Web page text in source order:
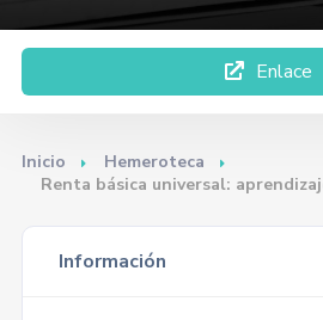
Enlace
Inicio
Hemeroteca
Renta básica universal:
Información